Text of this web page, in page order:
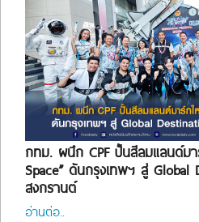
กทม. ผนึก CPF ปั้นสีลมแลนด์มา
Space” ดันกรุงเทพฯ สู่ Global
สงกรานต์
อ่านต่อ..